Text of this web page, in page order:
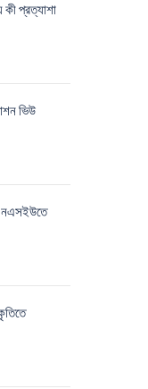
কী প্রত্যাশা
ভিউ
এনএসইউতে